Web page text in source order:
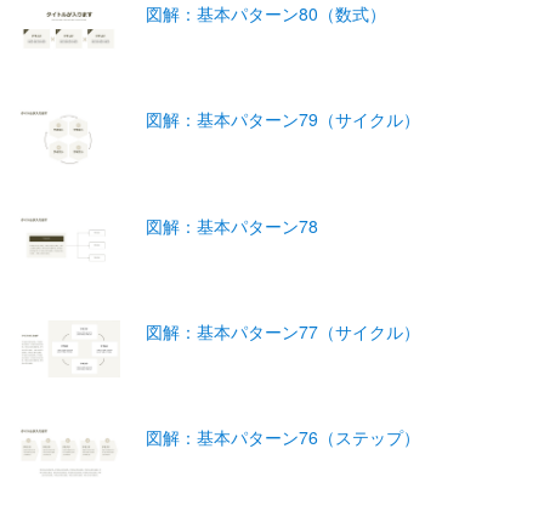
図解：基本パターン80（数式）
図解：基本パターン79（サイクル）
図解：基本パターン78
図解：基本パターン77（サイクル）
図解：基本パターン76（ステップ）